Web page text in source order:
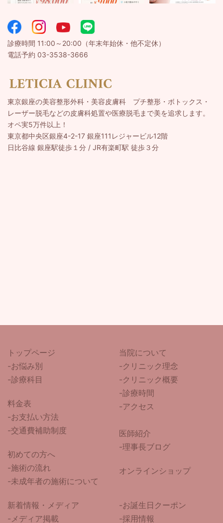
診療時間 11:00～20:00（年末年始休・他不定休）
電話予約 03-3538-3666
東京銀座の美容整形外科・美容皮膚科 プチ整形・ボトックス・
レーザー脱毛などの皮膚科処置や医療脱毛まで美を追求します。
オペ実5万件以上！
東京都中央区銀座4-2-17 銀座111レジャービル12階
日比谷線 銀座駅徒歩１分 / JR有楽町駅 徒歩３分
トップページ
-お悩み別
-診療科目
料金表
-お支払い方法
-交通費補助制度
初めての方へ
-施術の流れ
-未成年者の施術について
当院について
-クリニック理念
-クリニック概要
-診療時間
-アクセス
医師紹介
-理事長ブログ
オンラインショップ
新着情報・メディア
-メディア掲載
-お誕生日クーポン
-採用情報